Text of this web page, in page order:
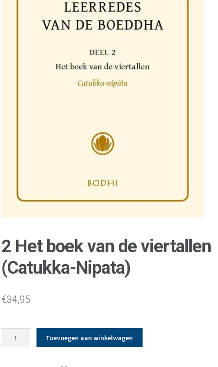
2 Het boek van de viertallen
(Catukka-Nipata)
€34,95
Toevoegen aan winkelwagen